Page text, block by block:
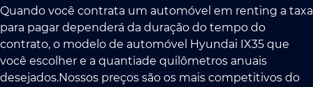
Quando você contrata um automóvel em renting a taxa
para pagar dependerá da duração do tempo do
contrato, o modelo de automóvel Hyundai IX35 que
você escolher e a quantiade quilômetros anuais
desejados.Nossos preços são os mais competitivos do